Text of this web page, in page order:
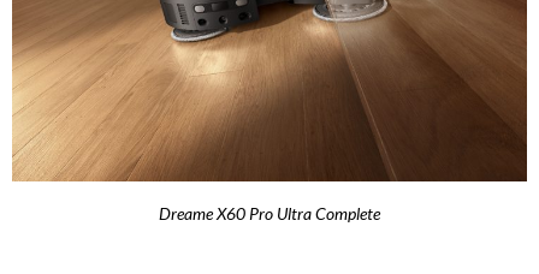
Dreame X60 Pro Ultra Complete